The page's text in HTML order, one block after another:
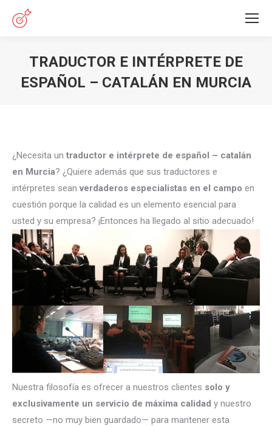
TRADUCTOR E INTÉRPRETE DE
ESPAÑOL – CATALÁN EN MURCIA
¿Necesita un traductor e intérprete de español – catalán
en Murcia? ¿Quiere además que sus traductores e
intérpretes sean verdaderos especialistas en el campo en
cuestión porque la calidad es un elemento esencial para
usted y su empresa? ¡Entonces ha llegado al sitio adecuado!
Nuestra filosofía es ofrecer a nuestros clientes solo y
exclusivamente un servicio de máxima calidad y nuestro
secreto —no muy bien guardado— para mantener esta